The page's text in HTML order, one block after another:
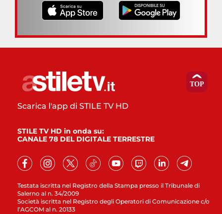
Testata iscritta nel Registro della Stampa presso il Tribunale di
Salerno al n. 34/2009
Società iscritta nel Registro degli Operatori di Comunicazione c/o
l’AGCOM al n. 20133
Scarica l'app di STILE TV HD
STILE TV HD in onda su:
CANALE 78 DEL DIGITALE TERRESTRE